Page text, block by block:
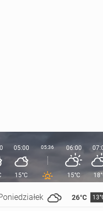
26°C
05:00
15°C
05:36 06:00
15°C